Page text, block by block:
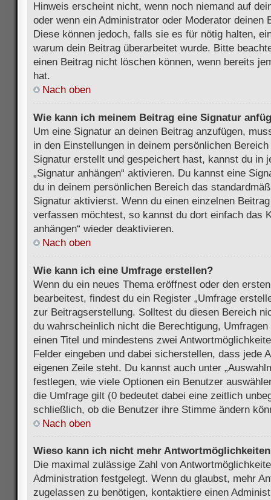
Hinweis erscheint nicht, wenn noch niemand auf
oder wenn ein Administrator oder Moderator deinen
Diese können jedoch, falls sie es für nötig halten,
warum dein Beitrag überarbeitet wurde. Bitte
einen Beitrag nicht löschen können, wenn bereits
hat.
Nach oben
Wie kann ich meinem Beitrag eine Signatur
Um eine Signatur an deinen Beitrag anzufügen,
in den Einstellungen in deinem persönlichen
Signatur erstellt und gespeichert hast, kannst du in
„Signatur anhängen“ aktivieren. Du kannst eine
du in deinem persönlichen Bereich das
Signatur aktivierst. Wenn du einen einzelnen
verfassen möchtest, so kannst du dort einfach das
anhängen“ wieder deaktivieren.
Nach oben
Wie kann ich eine Umfrage erstellen?
Wenn du ein neues Thema eröffnest oder den
bearbeitest, findest du ein Register „Umfrage
zur Beitragserstellung. Solltest du diesen Bereich
du wahrscheinlich nicht die Berechtigung,
einen Titel und mindestens zwei
Felder eingeben und dabei sicherstellen, dass jede
eigenen Zeile steht. Du kannst auch unter
festlegen, wie viele Optionen ein Benutzer
die Umfrage gilt (0 bedeutet dabei eine zeitlich
schließlich, ob die Benutzer ihre Stimme ändern
Nach oben
Wieso kann ich nicht mehr
Die maximal zulässige Zahl von
Administration festgelegt. Wenn du glaubst, mehr
zugelassen zu benötigen, kontaktiere einen